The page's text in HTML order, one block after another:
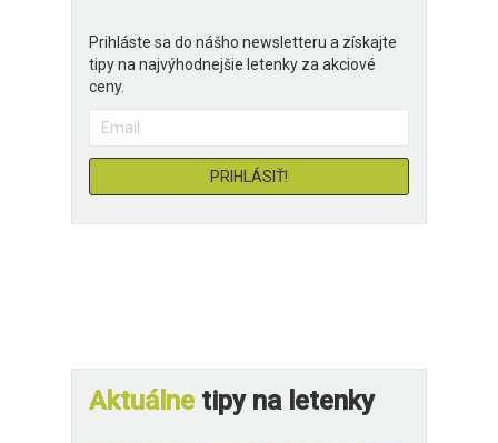
Prihláste sa do nášho newsletteru a získajte
tipy na najvýhodnejšie letenky za akciové
ceny.
Aktuálne tipy na letenky